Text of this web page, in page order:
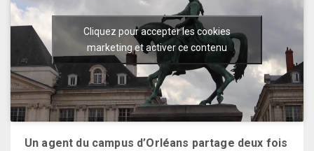
Cliquez pour accepter les cookies
marketing et activer ce contenu
Un agent du campus d’Orléans partage deux fois